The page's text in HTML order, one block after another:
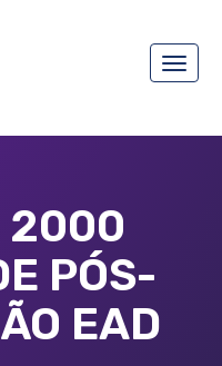
Toggle
2000
PÓS-
EAD